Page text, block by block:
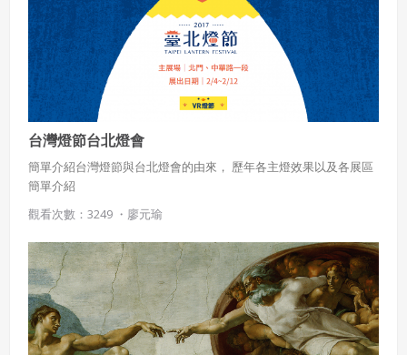
台灣燈節台北燈會
簡單介紹台灣燈節與台北燈會的由來， 歷年各主燈效果以及各展區
簡單介紹
觀看次數：3249 ・ 廖元瑜